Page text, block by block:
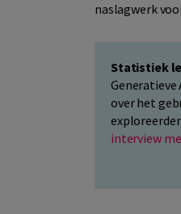
naslagwerk
Statistiek
Generatieve
over het
interview